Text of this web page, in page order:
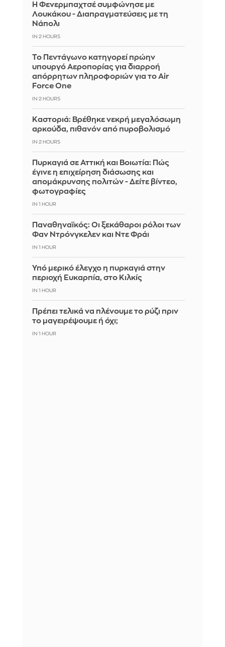
Η Φενερμπαχτσέ συμφώνησε με
Λουκάκου - Διαπραγματεύσεις με τη
Νάπολι
IN 2 HOURS
Το Πεντάγωνο κατηγορεί πρώην
υπουργό Αεροπορίας για διαρροή
απόρρητων πληροφοριών για το Air
Force One
IN 2 HOURS
Καστοριά: Βρέθηκε νεκρή μεγαλόσωμη
αρκούδα, πιθανόν από πυροβολισμό
IN 2 HOURS
Πυρκαγιά σε Αττική και Βοιωτία: Πώς
έγινε η επιχείρηση διάσωσης και
απομάκρυνσης πολιτών - Δείτε βίντεο,
φωτογραφίες
IN 1 HOUR
Παναθηναϊκός: Οι ξεκάθαροι ρόλοι των
Φαν Ντρόνγκελεν και Ντε Φράι
IN 1 HOUR
Υπό μερικό έλεγχο η πυρκαγιά στην
περιοχή Ευκαρπία, στο Κιλκίς
IN 1 HOUR
Πρέπει τελικά να πλένουμε το ρύζι πριν
το μαγειρέψουμε ή όχι;
IN 1 HOUR